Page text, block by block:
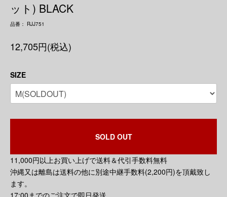
ット) BLACK
品番： RJJ751
12,705円(税込)
SIZE
SOLD OUT
11,000円以上お買い上げで送料＆代引手数料無料
沖縄又は離島は送料の他に別途中継手数料(2,200円)を頂戴致し
ます。
17:00までのご注文で即日発送